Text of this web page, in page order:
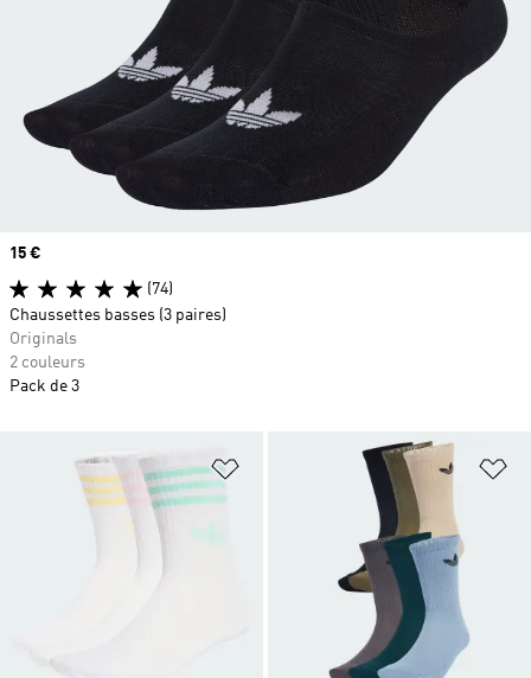
Ajouter à la Liste de produits
Prix
15 €
(74)
Chaussettes basses (3 paires)
Originals
2 couleurs
Pack de 3